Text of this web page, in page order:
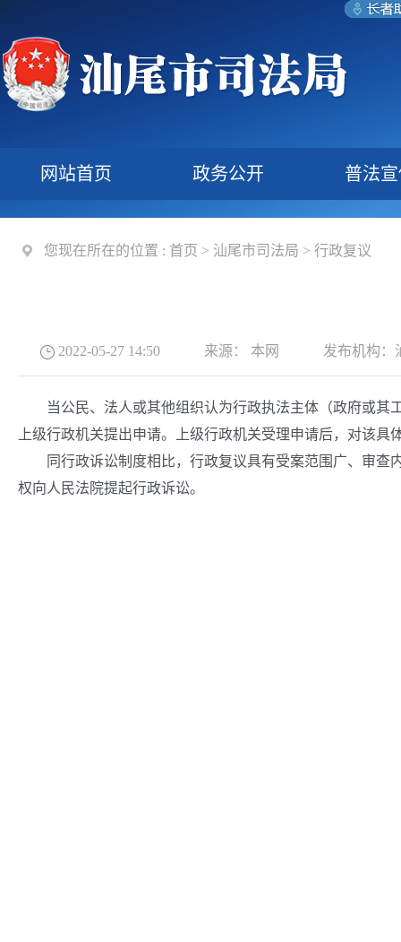
网站首页 政务公开 普法
您现在所在的位置 : 首页 > 汕尾市司法局 > 行政复议
2022-05-27 14:50 来源： 本网 发布机构：
当公民、法人或其他组织认为行政执法主体（政府或其
上级行政机关提出申请。上级行政机关受理申请后，对该
同行政诉讼制度相比，行政复议具有受案范围广、审查
权向人民法院提起行政诉讼。